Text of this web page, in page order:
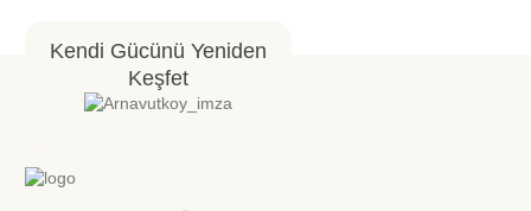
Kendi Gücünü Yeniden
Keşfet